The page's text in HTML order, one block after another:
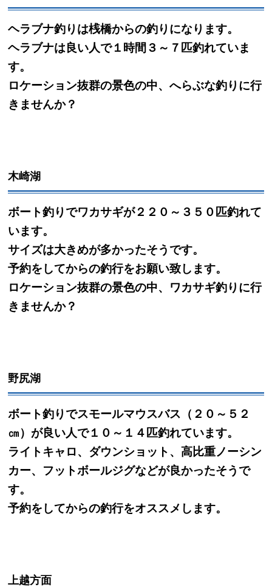
ヘラブナ釣りは桟橋からの釣りになります。
ヘラブナは良い人で１時間３～７匹釣れていま
す。
ロケーション抜群の景色の中、へらぶな釣りに行
きませんか？
木崎湖
ボート釣りでワカサギが２２０～３５０匹釣れて
います。
サイズは大きめが多かったそうです。
予約をしてからの釣行をお願い致します。
ロケーション抜群の景色の中、ワカサギ釣りに行
きませんか？
野尻湖
ボート釣りでスモールマウスバス（２０～５２
㎝）が良い人で１０～１４匹釣れています。
ライトキャロ、ダウンショット、高比重ノーシン
カー、フットボールジグなどが良かったそうで
す。
予約をしてからの釣行をオススメします。
上越方面